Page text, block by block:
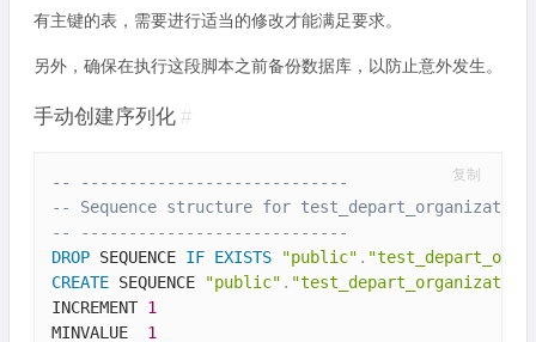
有主键的表，需要进行适当的修改才能满足要求。
另外，确保在执行这段脚本之前备份数据库，以防止意外发生。
手动创建序列化 #
-- ----------------------------
-- Sequence structure for
-- ----------------------------
DROP SEQUENCE IF EXISTS "public" .
CREATE SEQUENCE "public" .
INCREMENT 1
MINVALUE 1
复制